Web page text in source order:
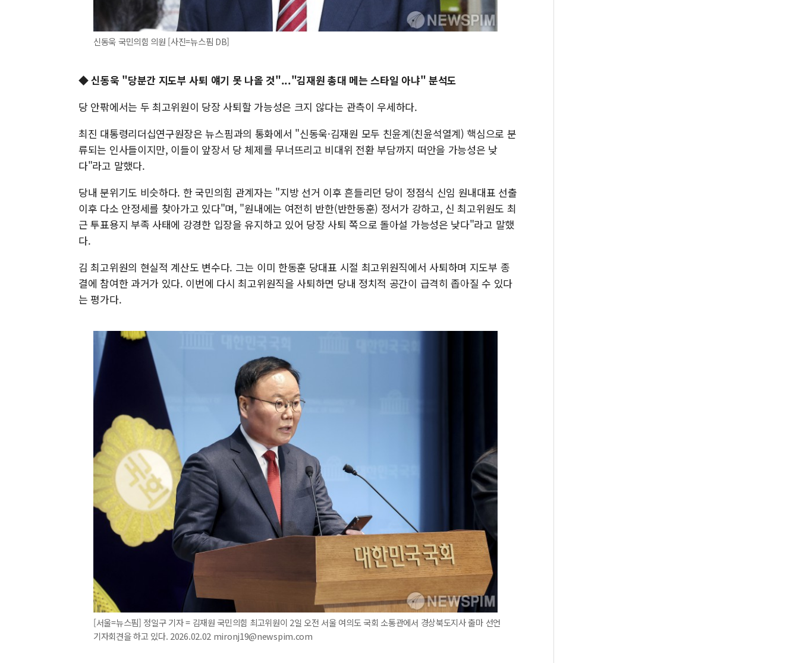
신동욱 국민의힘 의원 [사진=뉴스핌 DB]
◆ 신동욱 "당분간 지도부 사퇴 얘기 못 나올 것"..."김재원 총대 메는 스타일 아냐" 분석도
당 안팎에서는 두 최고위원이 당장 사퇴할 가능성은 크지 않다는 관측이 우세하다.
최진 대통령리더십연구원장은 뉴스핌과의 통화에서 "신동욱·김재원 모두 친윤계(친윤석열계) 핵심으로 분
류되는 인사들이지만, 이들이 앞장서 당 체제를 무너뜨리고 비대위 전환 부담까지 떠안을 가능성은 낮
다"라고 말했다.
당내 분위기도 비슷하다. 한 국민의힘 관계자는 "지방 선거 이후 흔들리던 당이 정점식 신임 원내대표 선출
이후 다소 안정세를 찾아가고 있다"며, "원내에는 여전히 반한(반한동훈) 정서가 강하고, 신 최고위원도 최
근 투표용지 부족 사태에 강경한 입장을 유지하고 있어 당장 사퇴 쪽으로 돌아설 가능성은 낮다"라고 말했
다.
김 최고위원의 현실적 계산도 변수다. 그는 이미 한동훈 당대표 시절 최고위원직에서 사퇴하며 지도부 종
결에 참여한 과거가 있다. 이번에 다시 최고위원직을 사퇴하면 당내 정치적 공간이 급격히 좁아질 수 있다
는 평가다.
[서울=뉴스핌] 정일구 기자 = 김재원 국민의힘 최고위원이 2일 오전 서울 여의도 국회 소통관에서 경상북도지사 출마 선언
기자회견을 하고 있다. 2026.02.02 mironj19@newspim.com